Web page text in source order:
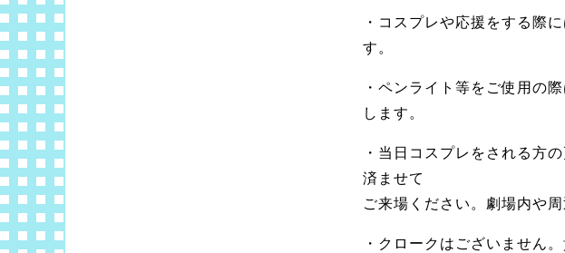
・コスプレや応援をする際
す。
・ペンライト等をご使用の
します。
・当日コスプレをされる方
済ませて
ご来場ください。劇場内や
・クロークはございません